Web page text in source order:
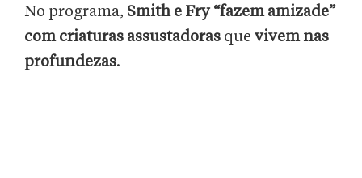
No programa, Smith e Fry “fazem amizade”
com criaturas assustadoras que vivem nas
profundezas.